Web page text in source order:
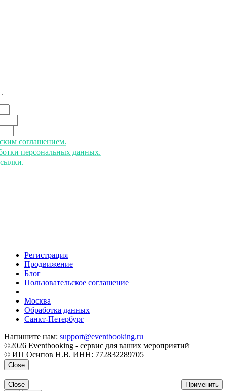
соглашением.
персональных данных.
Регистрация
Продвижение
Блог
Пользовательское соглашение
Москва
Обработка данных
Санкт-Петербург
Напишите нам: support@eventbooking.ru
©2026 Eventbooking - сервис для ваших мероприятий
© ИП Осипов Н.В. ИНН: 772832289705
Close
Применить
Close